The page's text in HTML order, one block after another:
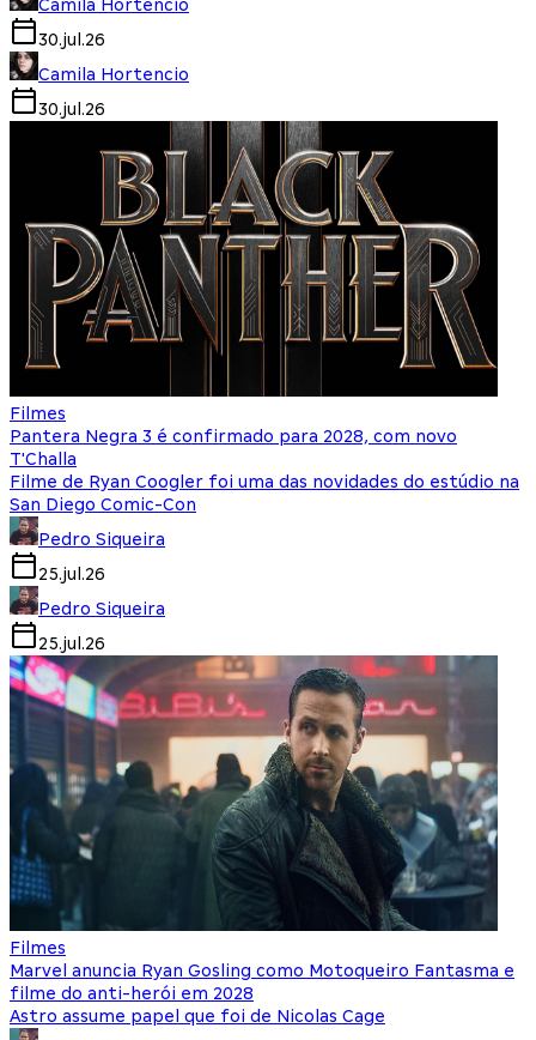
Camila Hortencio
30.jul.26
Camila Hortencio
30.jul.26
Filmes
Pantera Negra 3 é confirmado para 2028, com novo
T'Challa
Filme de Ryan Coogler foi uma das novidades do estúdio na
San Diego Comic-Con
Pedro Siqueira
25.jul.26
Pedro Siqueira
25.jul.26
Filmes
Marvel anuncia Ryan Gosling como Motoqueiro Fantasma e
filme do anti-herói em 2028
Astro assume papel que foi de Nicolas Cage